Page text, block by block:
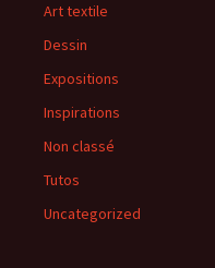
Art textile
Dessin
Expositions
Inspirations
Non classé
Tutos
Uncategorized